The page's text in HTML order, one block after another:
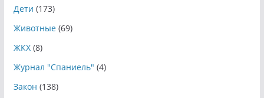
Дети (173)
Животные(69)
ЖКХ(8)
Журнал "Спаниель" (4)
Закон (138)